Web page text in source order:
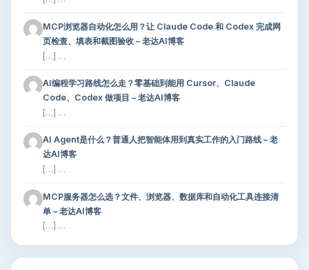
MCP浏览器自动化怎么用？让 Claude Code 和 Codex 完成网
页检查、填表和截图验收 – 老达AI博客
[…] …
AI编程学习路线怎么走？零基础到能用 Cursor、Claude
Code、Codex 做项目 – 老达AI博客
[…] …
AI Agent是什么？普通人把智能体用到真实工作的入门路线 – 老
达AI博客
[…] …
MCP服务器怎么选？文件、浏览器、数据库和自动化工具连接清
单 – 老达AI博客
[…] …